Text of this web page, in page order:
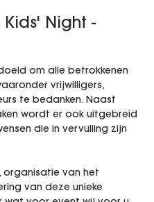
Kids' Night -
om alle betrokkenen
vrijwilligers,
te bedanken. Naast
wordt er ook uitgebreid
die in vervulling zijn
organisatie van het
van deze unieke
Programma Soldaat van
Program
DeLaMar Theater